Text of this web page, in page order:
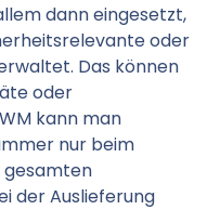
dann eingesetzt,
oder
Das können
oder
kann man
nur beim
gesamten
der Auslieferung